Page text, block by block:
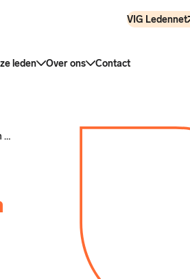
VIG Ledennet
leden Over ons Contact
Naar een betere cardiovasculaire gezondheid in Nederland